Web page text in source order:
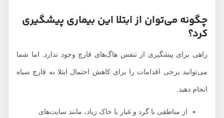
چگونه می‌توان از ابتلا این بیماری پیشگیری
کرد؟
راهی برای پیشگیری از تنفس هاگ‌های قارچ وجود ندارد. اما شما
می‌توانید برخی اقدامات را برای کاهش احتمال ابتلا به قارچ سیاه
انجام دهید.
از مناطقی با گرد و غبار یا خاک زیاد، مانند سایت‌های